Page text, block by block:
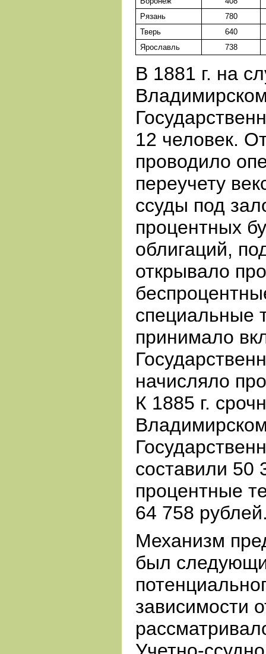
Рязань
780
Тверь
640
Ярославль
738
В 1881 г. на
12 человек.
проводило
переучету
ссуды под
процентных
облигаций,
открывало
специальные
принимало
начисляло
К 1885 г.
составили 50
процентные
64 758
Механизм
был
зависимости